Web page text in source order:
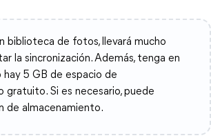
biblioteca de fotos, llevará mucho
la sincronización. Además, tenga en
hay 5 GB de espacio de
gratuito. Si es necesario, puede
de almacenamiento.